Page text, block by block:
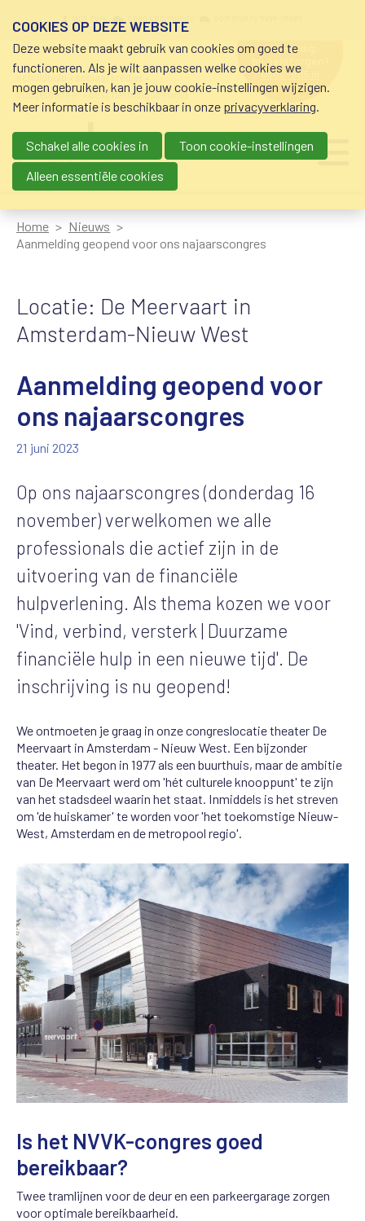
schuldhulp • sociaal krediet •
budgetbeheer • beschermingsbewind
hulp nodig
bij geldzorgen?
0800-8115.nl
Main navigation
Home
Nieuws
Aanmelding geopend voor ons najaarscongres
Locatie: De Meervaart in
Amsterdam-Nieuw West
Aanmelding geopend voor
ons najaarscongres
21 juni 2023
Op ons najaarscongres (donderdag 16
november) verwelkomen we alle
professionals die actief zijn in de
uitvoering van de financiële
hulpverlening. Als thema kozen we voor
'Vind, verbind, versterk | Duurzame
financiële hulp in een nieuwe tijd'. De
inschrijving is nu geopend!
We ontmoeten je graag in onze congreslocatie theater De
Meervaart in Amsterdam - Nieuw West. Een bijzonder
theater. Het begon in 1977 als een buurthuis, maar de ambitie
van De Meervaart werd om 'hét culturele knooppunt' te zijn
van het stadsdeel waarin het staat. Inmiddels is het streven
om 'de huiskamer' te worden voor 'het toekomstige Nieuw-
West, Amsterdam en de metropool regio'.
Is het NVVK-congres goed
bereikbaar?
Twee tramlijnen voor de deur en een parkeergarage zorgen
voor optimale bereikbaarheid.
COOKIES OP DEZE WEBSITE
Deze website maakt gebruik van cookies om goed te
functioneren. Als je wilt aanpassen welke cookies we
mogen gebruiken, kan je jouw cookie-instellingen wijzigen.
Meer informatie is beschikbaar in onze privacyverklaring.
Schakel alle cookies in
Toon cookie-instellingen
Alleen essentiële cookies